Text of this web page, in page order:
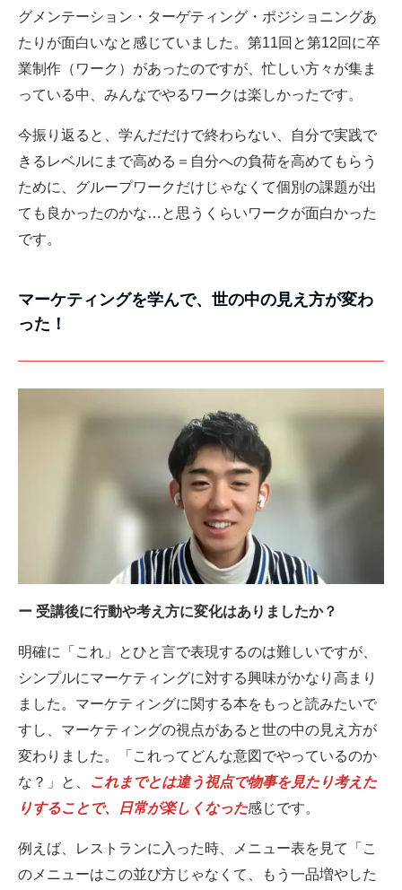
グメンテーション・ターゲティング・ポジショニングあ
たりが面白いなと感じていました。第11回と第12回に卒
業制作（ワーク）があったのですが、忙しい方々が集ま
っている中、みんなでやるワークは楽しかったです。
今振り返ると、学んだだけで終わらない、自分で実践で
きるレベルにまで高める＝自分への負荷を高めてもらう
ために、グループワークだけじゃなくて個別の課題が出
ても良かったのかな…と思うくらいワークが面白かった
です。
マーケティングを学んで、世の中の見え方が変わ
った！
ー 受講後に行動や考え方に変化はありましたか？
明確に「これ」とひと言で表現するのは難しいですが、
シンプルにマーケティングに対する興味がかなり高まり
ました。マーケティングに関する本をもっと読みたいで
すし、マーケティングの視点があると世の中の見え方が
変わりました。「これってどんな意図でやっているのか
な？」と、
これまでとは違う視点で物事を見たり考えた
りすることで、日常が楽しくなった感じです。
例えば、レストランに入った時、メニュー表を見て「こ
のメニューはこの並び方じゃなくて、もう一品増やした